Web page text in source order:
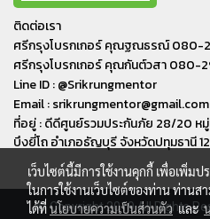
ติดต่อเรา
ศรีกรุงโบรกเกอร์ คุณฐณธรณ์ 080-
ศรีกรุงโบรกเกอร์ คุณกันต์วสา 080-
Line ID : @Srikrungmentor
Email : srikrungmentor@gmail.com
ที่อยู่ : ดีดีศูนย์รวมประกันภัย 28/20 ห
บึงยี่โถ อำเภอ​ธัญบุรี​ จังหวัดปทุมธานี​
© Copyright 2019 All Rights
เว็บไซต์นี้มีการใช้งานคุกกี้ เพื่อเพิ่
ในการใช้งานเว็บไซต์ของท่าน ท่านส
ได้ที่นโยบายความเป็นส่วนตัวและ